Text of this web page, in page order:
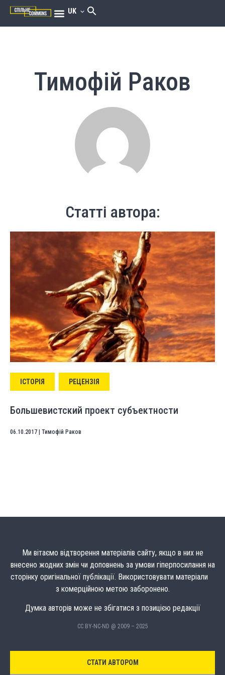
UK
Тимофій Раков
Статті автора:
ІСТОРІЯ РЕЦЕНЗІЯ
Большевистский проект субъектности
06.10.2017 Тимофій Раков
Ми вітаємо відтворення матеріалів сайту, якщо в них не
внесено жодних змін чи доповнень за умови гіперпосилання на
сторінку оригінальної публікації. Використовувати матеріали
з комерційною метою заборонено.
Думка авторів може не збігатися з позицією редакції
CC BY-NC-ND @ 2009 – 2025
СТАТИ АВТОРОМ